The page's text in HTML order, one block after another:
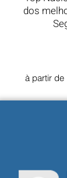
dos
à partir de